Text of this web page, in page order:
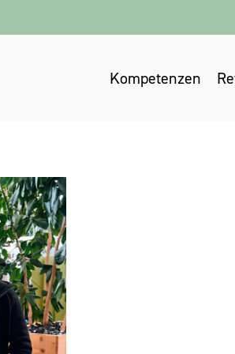
Kompetenzen